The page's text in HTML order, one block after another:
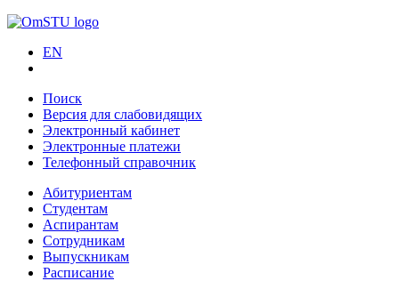
EN
Поиск
Версия для слабовидящих
Электронный кабинет
Электронные платежи
Телефонный справочник
Абитуриентам
Студентам
Аспирантам
Сотрудникам
Выпускникам
Расписание